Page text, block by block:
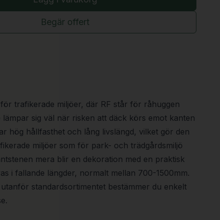
Begär offert
trafikerade miljöer, där RF står för råhuggen
sig väl när risken att däck körs emot kanten
hög hållfasthet och lång livslängd, vilket gör den
miljöer som för park- och trädgårdsmiljö
mera blir en dekoration med en praktisk
i fallande längder, normalt mellan 700-1500mm.
standardsortimentet bestämmer du enkelt